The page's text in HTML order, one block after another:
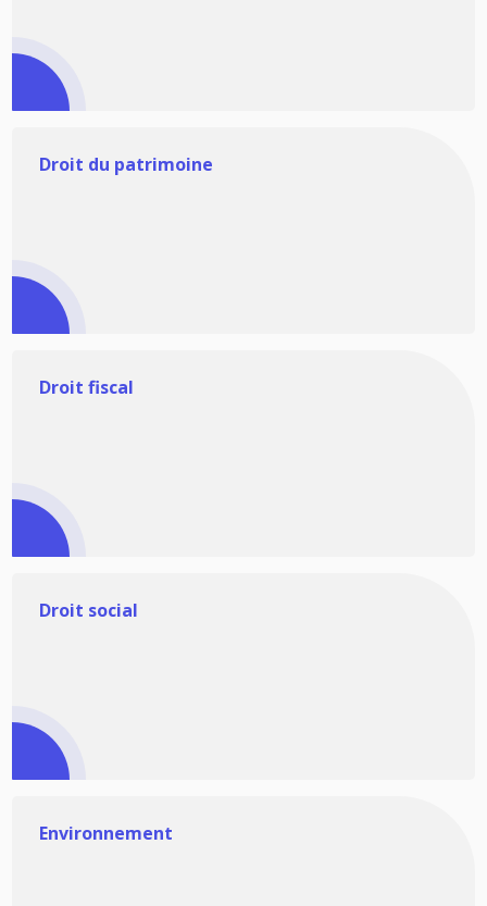
Droit du patrimoine
Droit fiscal
Droit social
Environnement